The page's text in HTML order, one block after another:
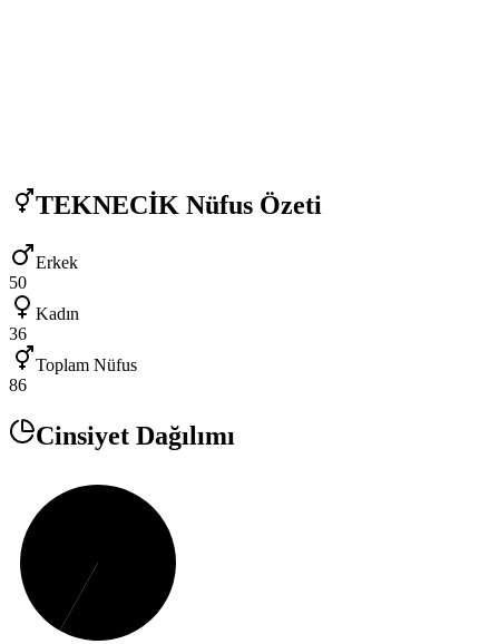
TEKNECİK Nüfus Özeti
Erkek
50
Kadın
36
Toplam Nüfus
86
Cinsiyet Dağılımı